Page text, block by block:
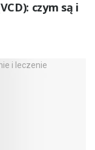
czym są i